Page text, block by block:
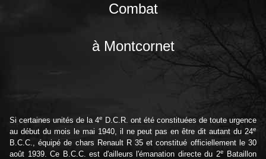
Combat
à Montcornet
Si certaines unités de la 4e
D.C.R. ont été constituées de toute urgence
au début du mois le mai 1940, il ne peut pas en être dit autant du 24e
B.C.C., équipé de chars Renault R 35 et constitué officiellement le 30
août 1939. Ce B.C.C. est d'ailleurs l'émanation directe du 2e
Bataillon